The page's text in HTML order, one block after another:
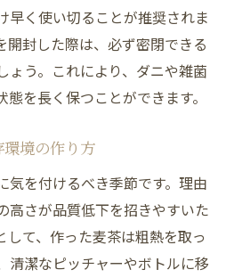
早く使い切ることが推奨されま
開封した際は、必ず密閉できる
ょう。これにより、ダニや雑菌
を長く保つことができます。
境の作り方
気を付けるべき季節です。理由
高さが品質低下を招きやすいた
して、作った麦茶は粗熱を取っ
清潔なピッチャーやボトルに移